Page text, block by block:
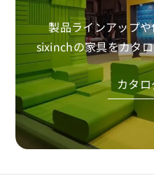
■ 免責事項
CADデータの利用は、
てください。
使用環境やソフトウェ
作しない場合がありま
当社は利用環境による
責任を負いかねます。
CADデータのダウンロ
製品ラインアップや
sixinchの家具をカタ
カタ